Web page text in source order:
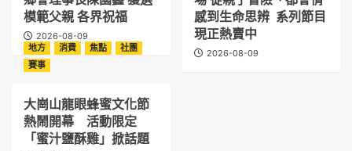
模範父親 各界祝福
2026-08-09
感到生命思辨 系列節目
現正熱賣中
2026-08-09
地方 消費 焦點
社團
賽事
大崗山龍眼蜂蜜文化節
熱鬧開幕 活動限定
「蜜汁鹽酥雞」掀話題